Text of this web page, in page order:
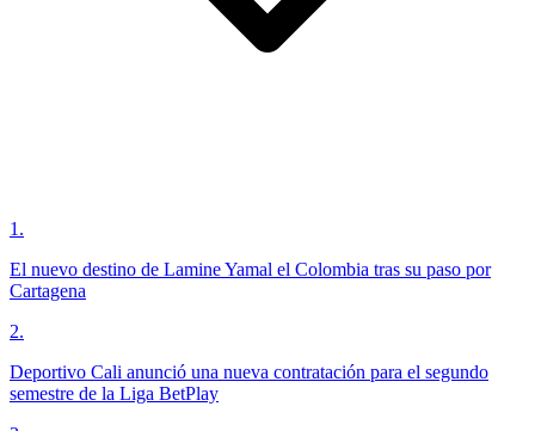
1 .
El nuevo destino de Lamine Yamal el Colombia tras su paso por
Cartagena
2.
Deportivo Cali anunció una nueva contratación para el segundo
semestre de la Liga BetPlay